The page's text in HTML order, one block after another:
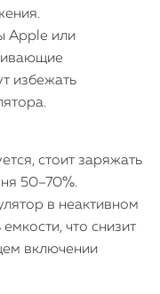
Apple или
избежать
стоит заряжать
50–70%.
в неактивном
что снизит
включении